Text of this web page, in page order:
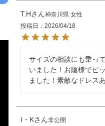
T.H 神奈川県 女性
投稿日
2026/04/18
サイズの相談にも乗っ
いました！お陰様でピ
ました！素敵なドレス
I・K
非公開